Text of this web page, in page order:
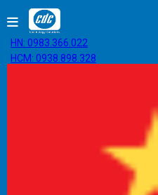
HN: 0983.366.022
HCM: 0938.898.328